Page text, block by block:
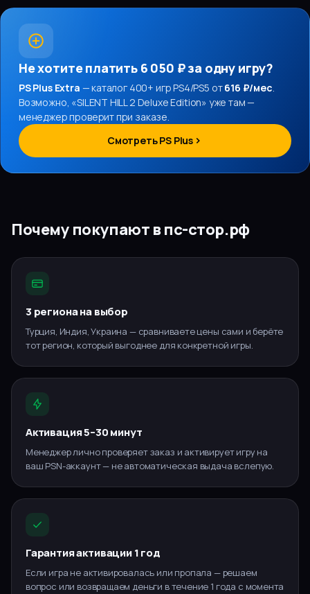
Не хотите платить 6 050 ₽за одну игру?
PS Plus Extra — каталог 400+ игр PS4/PS5 от616 ₽/мес.
Возможно, «SILENT HILL 2 Deluxe Edition» уже там —
менеджер проверит при заказе.
Смотреть PS Plus
Почему покупают в пс-стор.рф
3 региона на выбор
Турция, Индия, Украина — сравниваете цены сами и берёте
тот регион, который выгоднее для конкретной игры.
Активация 5–30 минут
Менеджер лично проверяет заказ и активирует игру на
ваш PSN-аккаунт — не автоматическая выдача вслепую.
Гарантия активации 1 год
Если игра не активировалась или пропала — решаем
вопрос или возвращаем деньги в течение 1 года с момента